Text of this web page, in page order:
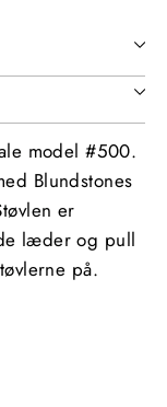
model #500.
Blundstones
er
læder og pull
på.